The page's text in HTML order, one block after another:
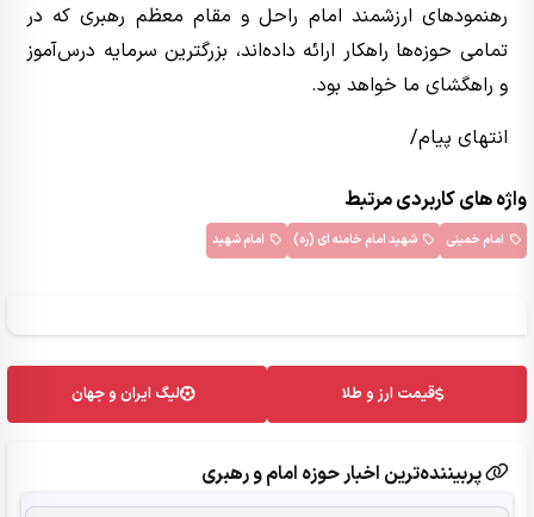
رهنمودهای ارزشمند امام راحل و مقام معظم رهبری که در
تمامی حوزه‌ها راهکار ارائه داده‌اند، بزرگترین سرمایه درس‌آموز
و راهگشای ما خواهد بود.
انتهای پیام/
واژه های کاربردی مرتبط
امام خمینی شهید امام خامنه ای (ره) امام شهید
قیمت ارز و طلا لیگ ایران و جهان
پربیننده‌ترین اخبار حوزه امام و رهبری